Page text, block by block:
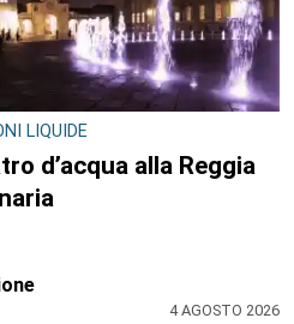
LIQUIDE
d’acqua alla Reggia
4 AGOSTO 2026